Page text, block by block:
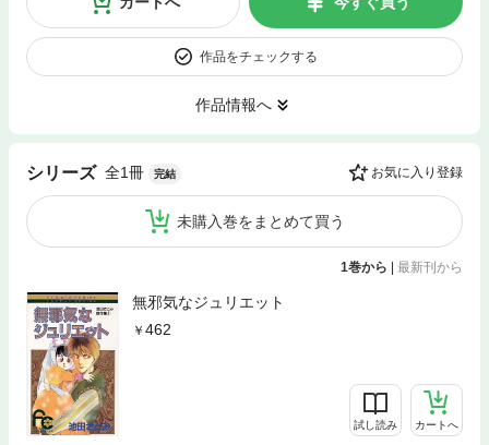
作品をチェックする
作品情報へ
シリーズ 全1冊 完結 お気に入り登録
未購入巻をまとめて買う
1巻から 最新刊から
無邪気なジュリエット
462
試し読み カートへ